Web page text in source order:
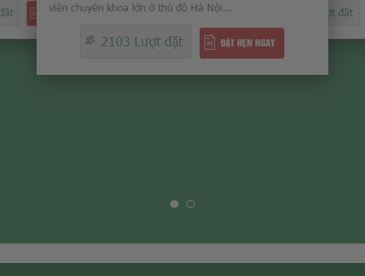
ĐẶT HẸN NGAY
viện chuyên khoa lớn ở thủ đô Hà Nội...
2103 Lượt đặt ĐẶT HẸN NGAY
2008 Lượt đặt